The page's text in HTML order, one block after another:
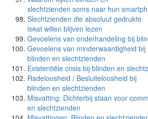
slechtzienden soms naar hun
Slechtzienden die absoluut gedrukte
tekst willen blijven lezen
Gevoelens van onderhandeling bij
Gevoelens van minderwaardigheid bij
blinden en slechtzienden
Existentiële crisis bij blinden en
Radeloosheid / Besluiteloosheid bij
blinden en slechtzienden
Misvatting: Dichterbij staan voor
en slechtzienden